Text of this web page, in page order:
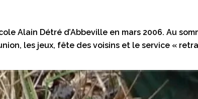
Alain Détré d’Abbeville en mars 2006. Au
les jeux, fête des voisins et le service «